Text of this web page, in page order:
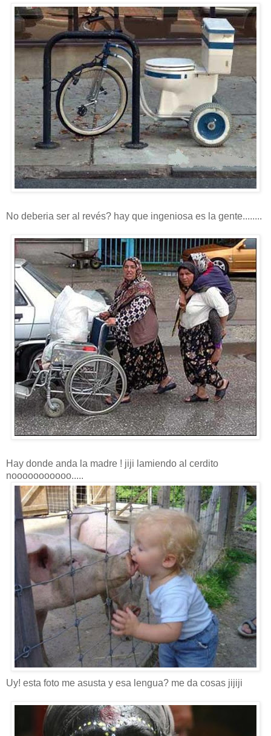
No deberia ser al revés? hay que ingeniosa es la gente........
Hay donde anda la madre ! jiji lamiendo al cerdito
nooooooooooo.....
Uy! esta foto me asusta y esa lengua? me da cosas jijiji